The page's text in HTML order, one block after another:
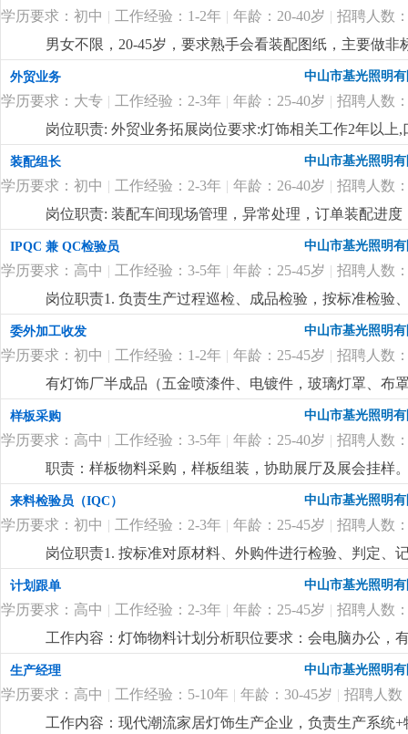
学历要求：初中 | 工作经验：1-2年 | 年龄：20-40岁 | 招聘人数
男女不限，20-45岁，要求熟手会看装配图纸，主要做
班费1:1, 月休2天，吃住有补贴更详细...
外贸业务 中山市基光照明
学历要求：大专 | 工作经验：2-3年 | 年龄：25-40岁 | 招聘人数
岗位职责: 外贸业务拓展岗位要求:灯饰相关工作2年以
进。岗位待遇:6-12k，单休，提成面议更详细...
装配组长 中山市基光照明
学历要求：初中 | 工作经验：2-3年 | 年龄：26-40岁 | 招聘人数
岗位职责: 装配车间现场管理，异常处理，订单装配进
饰厂管理经验。更详细...
IPQC 兼 QC检验员 中山市基光照明
学历要求：高中 | 工作经验：3-5年 | 年龄：25-45岁 | 招聘人数
岗位职责1. 负责生产过程巡检、成品检验，按标准检验
生产。3. 监督规范操作、现场5s，预防批量不良。4. 跟
维护量具，确保数据可追溯。岗位要求1. 高中及以上学
工艺和检验要求。3. 细心负责、有原则，沟通和执行力
委外加工收发 中山市基光照明
学历要求：初中 | 工作经验：1-2年 | 年龄：25-45岁 | 招聘人数
有灯饰厂半成品（五金喷漆件、电镀件，玻璃灯罩、布
工工艺，清点数量，开单委外，按单收货，要求会用电
样板采购 中山市基光照明
学历要求：高中 | 工作经验：3-5年 | 年龄：25-40岁 | 招聘人数
职责：样板物料采购，样板组装，协助展厅及展会挂样
购，能看懂配件图纸，有工程部打样配件采购经验。更
来料检验员（IQC） 中山市基光照明
学历要求：初中 | 工作经验：2-3年 | 年龄：25-45岁 | 招聘人数
岗位职责1. 按标准对原材料、外购件进行检验、判定、
检验量具，保证正常使用。4. 反馈来料异常，协助供应
以上学历，有工厂检验经验优先。2. 会使用卡尺等量具
简单电脑操作，如实填写记录。更详细...
计划跟单 中山市基光照明
学历要求：高中 | 工作经验：2-3年 | 年龄：25-45岁 | 招聘人数
工作内容：灯饰物料计划分析职位要求：会电脑办公，
艺流程，懂mc物料分析，能看懂bom表和cad配件图。
回双程车费报销
生产经理 中山市基光照明
学历要求：高中 | 工作经验：5-10年 | 年龄：30-45岁 | 招聘人数
工作内容：现代潮流家居灯饰生产企业，负责生产系统